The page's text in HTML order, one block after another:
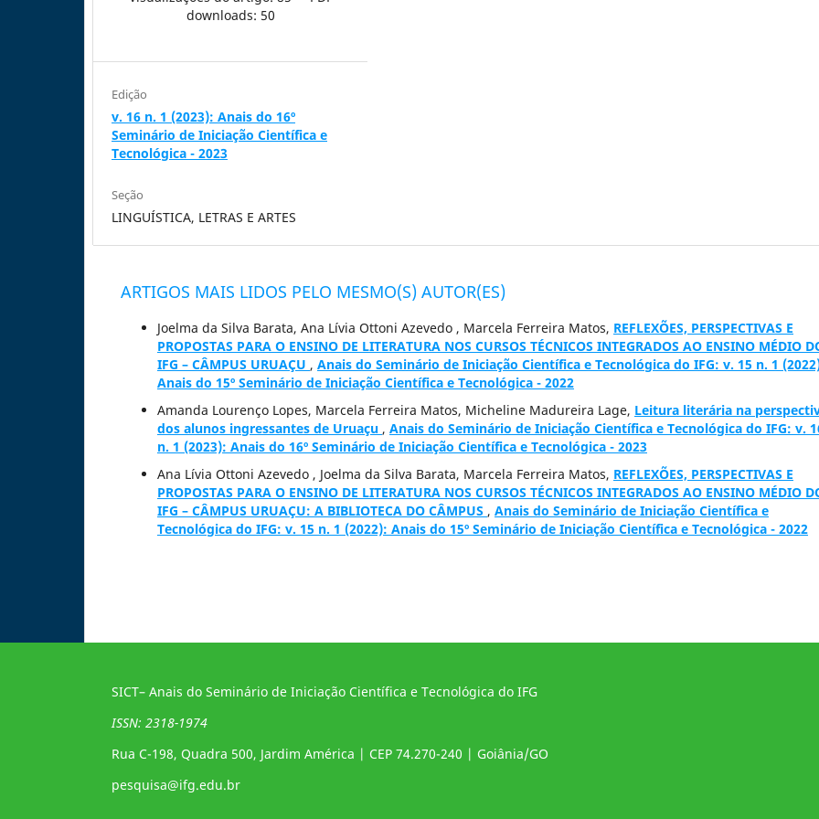
downloads: 50
Edição
v. 16 n. 1 (2023): Anais do 16º
Seminário de Iniciação Científica e
Tecnológica - 2023
Seção
LINGUÍSTICA, LETRAS E ARTES
ARTIGOS MAIS LIDOS PELO MESMO(S) AUTOR(ES)
Joelma da Silva Barata, Ana Lívia Ottoni Azevedo , Marcela Ferreira Matos, REFLEXÕES, PERSPECTIVAS E
PROPOSTAS PARA O ENSINO DE LITERATURA NOS CURSOS TÉCNICOS INTEGRADOS AO ENSINO MÉDIO
IFG – CÂMPUS URUAÇU , Anais do Seminário de Iniciação Científica e Tecnológica do IFG: v. 15 n. 1
Anais do 15º Seminário de Iniciação Científica e Tecnológica - 2022
Amanda Lourenço Lopes, Marcela Ferreira Matos, Micheline Madureira Lage, Leitura literária na
dos alunos ingressantes de Uruaçu , Anais do Seminário de Iniciação Científica e Tecnológica do IFG: v.
n. 1 (2023): Anais do 16º Seminário de Iniciação Científica e Tecnológica - 2023
Ana Lívia Ottoni Azevedo , Joelma da Silva Barata, Marcela Ferreira Matos, REFLEXÕES, PERSPECTIVAS E
PROPOSTAS PARA O ENSINO DE LITERATURA NOS CURSOS TÉCNICOS INTEGRADOS AO ENSINO MÉDIO
IFG – CÂMPUS URUAÇU: A BIBLIOTECA DO CÂMPUS , Anais do Seminário de Iniciação Científica e
Tecnológica do IFG: v. 15 n. 1 (2022): Anais do 15º Seminário de Iniciação Científica e Tecnológica - 2022
SICT– Anais do Seminário de Iniciação Científica e Tecnológica do IFG
ISSN: 2318-1974
Rua C-198, Quadra 500, Jardim América | CEP 74.270-240 | Goiânia/GO
pesquisa@ifg.edu.br